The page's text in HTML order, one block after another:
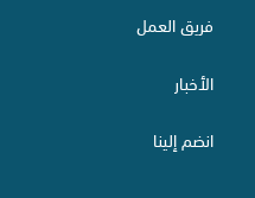
الاستثمار الأجنبي وتراخيصه
فريق العمل
الأخبار
انضم إلينا